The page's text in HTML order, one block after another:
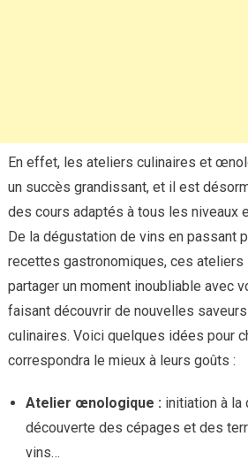
En effet, les ateliers culinaires et
un succès grandissant, et il est
des cours adaptés à tous les niveaux
De la dégustation de vins en passant
recettes gastronomiques, ces ateliers
partager un moment inoubliable avec
faisant découvrir de nouvelles
culinaires. Voici quelques idées pour
correspondra le mieux à leurs goûts :
Atelier œnologique : initiation à la
découverte des cépages et des
vins…